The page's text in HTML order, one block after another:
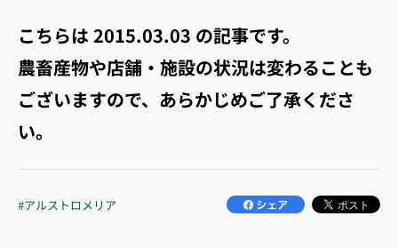
こちらは2015.03.03 の記事です。
農畜産物や店舗・施設の状況は変わることも
ございますので、あらかじめご了承くださ
い。
#アルストロメリア